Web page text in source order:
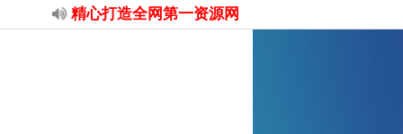
精心打造全网第一资源网